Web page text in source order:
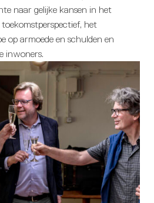
naar gelijke kansen in het
het
op armoede en schulden en
inwoners.